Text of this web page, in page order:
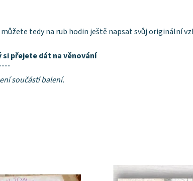
tedy na rub hodin ještě napsat svůj originální
přejete dát na věnování
součástí balení.
Dostupnost: Skladem